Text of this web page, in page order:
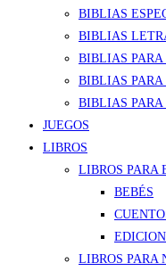
BIBLIAS
BIBLIAS
BIBLIAS PARA
BIBLIAS PARA
BIBLIAS PARA
JUEGOS
LIBROS
LIBROS PARA
BEBÉS
LIBROS PARA